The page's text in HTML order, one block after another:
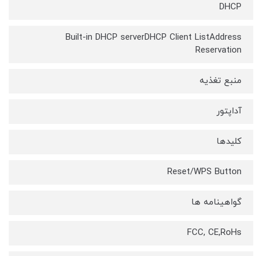
DHCP
Built-in DHCP serverDHCP Client ListAddress
Reservation
منبع تغذیه
آداپتور
کلیدها
Reset/WPS Button
گواهینامه‌ ها
FCC, CE,RoHs